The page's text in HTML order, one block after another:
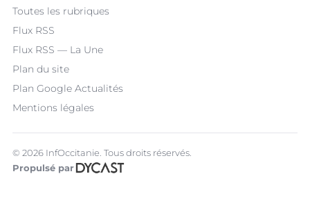
Toutes les rubriques
Flux RSS
Flux RSS — La Une
Plan du site
Plan Google Actualités
Mentions légales
© 2026 InfOccitanie. Tous droits réservés.
Propulsé par